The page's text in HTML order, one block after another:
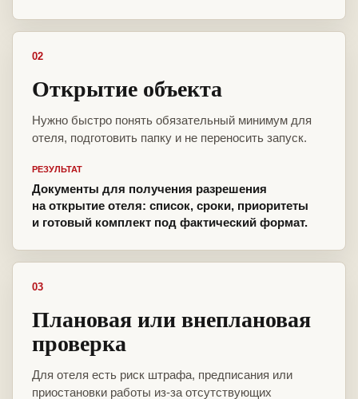
02
Открытие объекта
Нужно быстро понять обязательный минимум для
отеля, подготовить папку и не переносить запуск.
РЕЗУЛЬТАТ
Документы для получения разрешения
на открытие отеля: список, сроки, приоритеты
и готовый комплект под фактический формат.
03
Плановая или внеплановая
проверка
Для отеля есть риск штрафа, предписания или
приостановки работы из-за отсутствующих